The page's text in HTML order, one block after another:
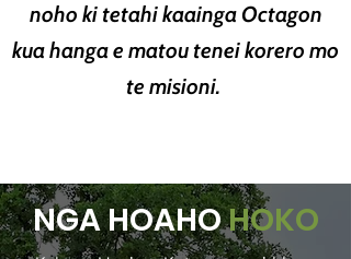
noho ki tetahi kaainga Octagon
kua hanga e matou tenei korero mo
te misioni.
NGA HOAHOHOKO